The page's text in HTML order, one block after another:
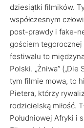
dziesiątki filmików.
współczesnym
post-prawdy i fake-
gościem
festiwalu to
Polski. „Żniwa”
tym filmie mowa, to
Pietera, którzy
rodzicielską miłość.
Południowej Afryki i